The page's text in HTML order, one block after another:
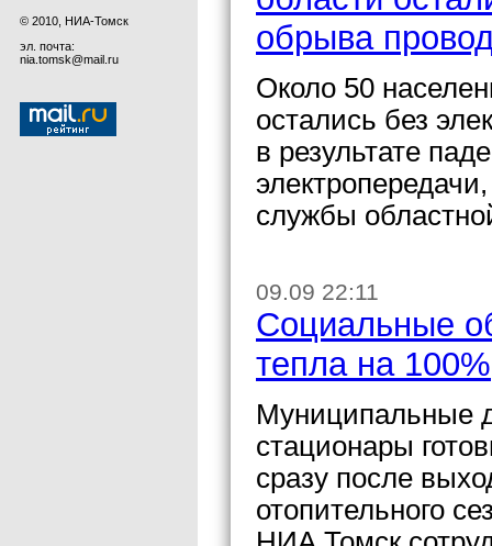
© 2010, НИА-Томск
эл. почта:
nia.tomsk@mail.ru
обрыва
Около 50
остались без
в результате
службы
09.09 22:11
Социальные
тепла на 100%
Муниципальные
стационары
сразу после
отопительного